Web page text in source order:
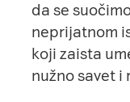
da se
neprijatnom
koji zaista
nužno savet i